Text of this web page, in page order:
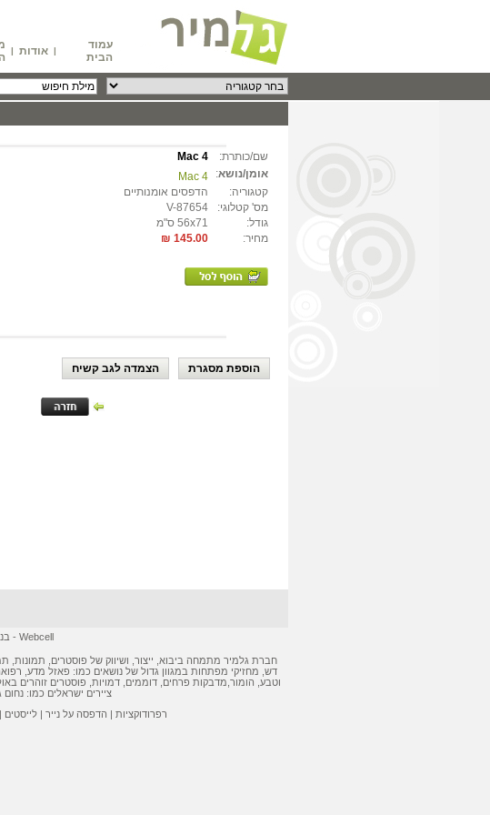
עמוד
הבית
| אודות |
שם/כותרת:
Mac 4
אומן/נושא:
Mac 4
קטגוריה:
הדפסים אומנותיים
מס' קטלוגי:
V-87654
גודל:
56x71 ס"מ
מחיר:
145.00 ₪
הוספת מסגרת הצמדה לגב קשיח
Webcell
-
חברת גלמיר מתמחה ביבוא, ייצור, ושיווק של פוסטרים תמונות ,
דש מחזיקי מפתחות במגוון גדול של נושאים כמו: פאזל מדע,
וטבע, הומור, מדבקות פרחים, דוממים, דמויות, פוסטרים זוהרים
ציירים ישראלים כמו: נחום
רפרודוקציות | הדפסה על נייר |לייסטים